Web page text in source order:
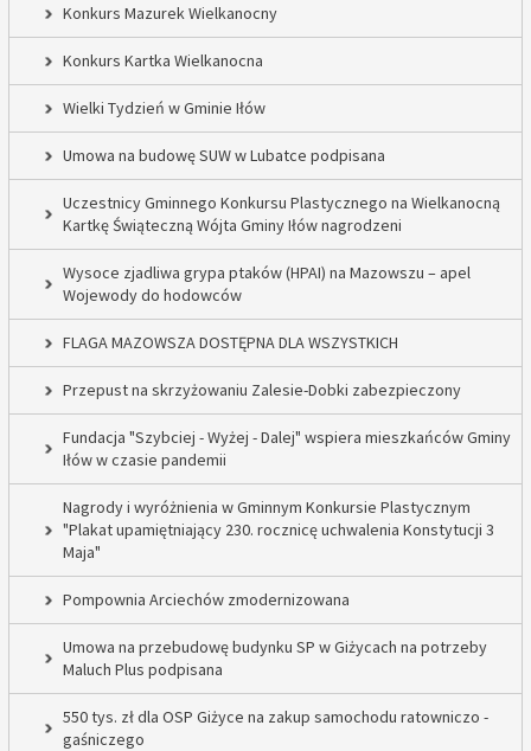
Konkurs Mazurek Wielkanocny
Konkurs Kartka Wielkanocna
Wielki Tydzień w Gminie Iłów
Umowa na budowę SUW w Lubatce podpisana
Uczestnicy Gminnego Konkursu Plastycznego na Wielkanocną
Kartkę Świąteczną Wójta Gminy Iłów nagrodzeni
Wysoce zjadliwa grypa ptaków (HPAI) na Mazowszu – apel
Wojewody do hodowców
FLAGA MAZOWSZA DOSTĘPNA DLA WSZYSTKICH
Przepust na skrzyżowaniu Zalesie-Dobki zabezpieczony
Fundacja "Szybciej - Wyżej - Dalej" wspiera mieszkańców Gminy
Iłów w czasie pandemii
Nagrody i wyróżnienia w Gminnym Konkursie Plastycznym
"Plakat upamiętniający 230. rocznicę uchwalenia Konstytucji 3
Maja"
Pompownia Arciechów zmodernizowana
Umowa na przebudowę budynku SP w Giżycach na potrzeby
Maluch Plus podpisana
550 tys. zł dla OSP Giżyce na zakup samochodu ratowniczo -
gaśniczego